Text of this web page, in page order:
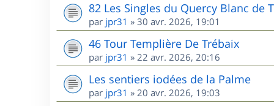
82 Les Singles du Quercy Blanc de
par jpr31 » 30 avr. 2026, 19:01
46 Tour Templière De Trébaix
par jpr31 » 22 avr. 2026, 20:16
Les sentiers iodées de la Palme
par jpr31 » 20 avr. 2026, 19:03